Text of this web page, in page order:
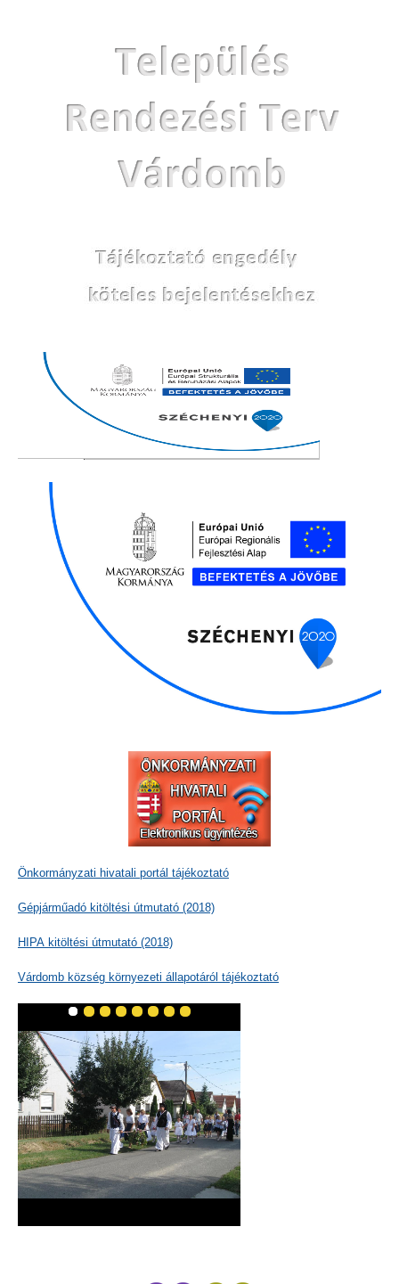
Önkormányzati hivatali portál tájékoztató
Gépjárműadó kitöltési útmutató (2018)
HIPA kitöltési útmutató (2018)
Várdomb község környezeti állapotáról tájékoztató